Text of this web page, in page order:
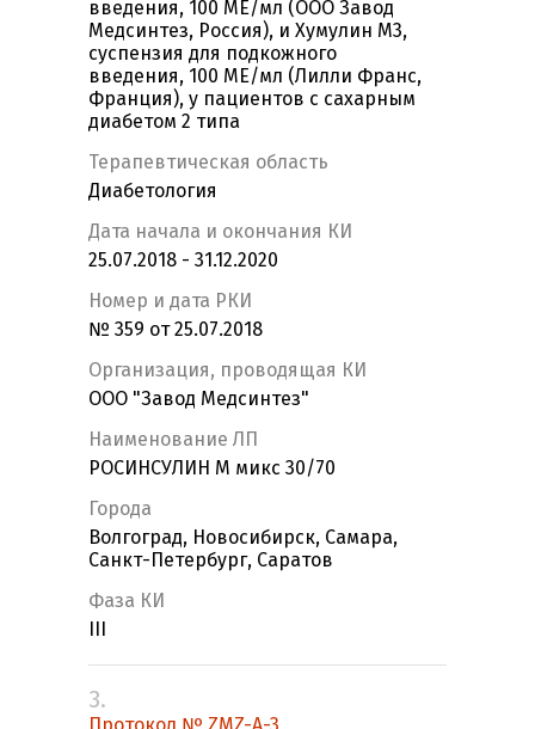
введения, 100 МЕ/мл (ООО Завод
Медсинтез, Россия), и Хумулин М3,
суспензия для подкожного
введения, 100 МЕ/мл (Лилли Франс,
Франция), у пациентов с сахарным
диабетом 2 типа
Терапевтическая область
Диабетология
Дата начала и окончания КИ
25.07.2018 - 31.12.2020
Номер и дата РКИ
№ 359 от 25.07.2018
Организация, проводящая КИ
ООО "Завод Медсинтез"
Наименование ЛП
РОСИНСУЛИН М микс 30/70
Города
Волгоград, Новосибирск, Самара,
Санкт-Петербург, Саратов
Фаза КИ
3.